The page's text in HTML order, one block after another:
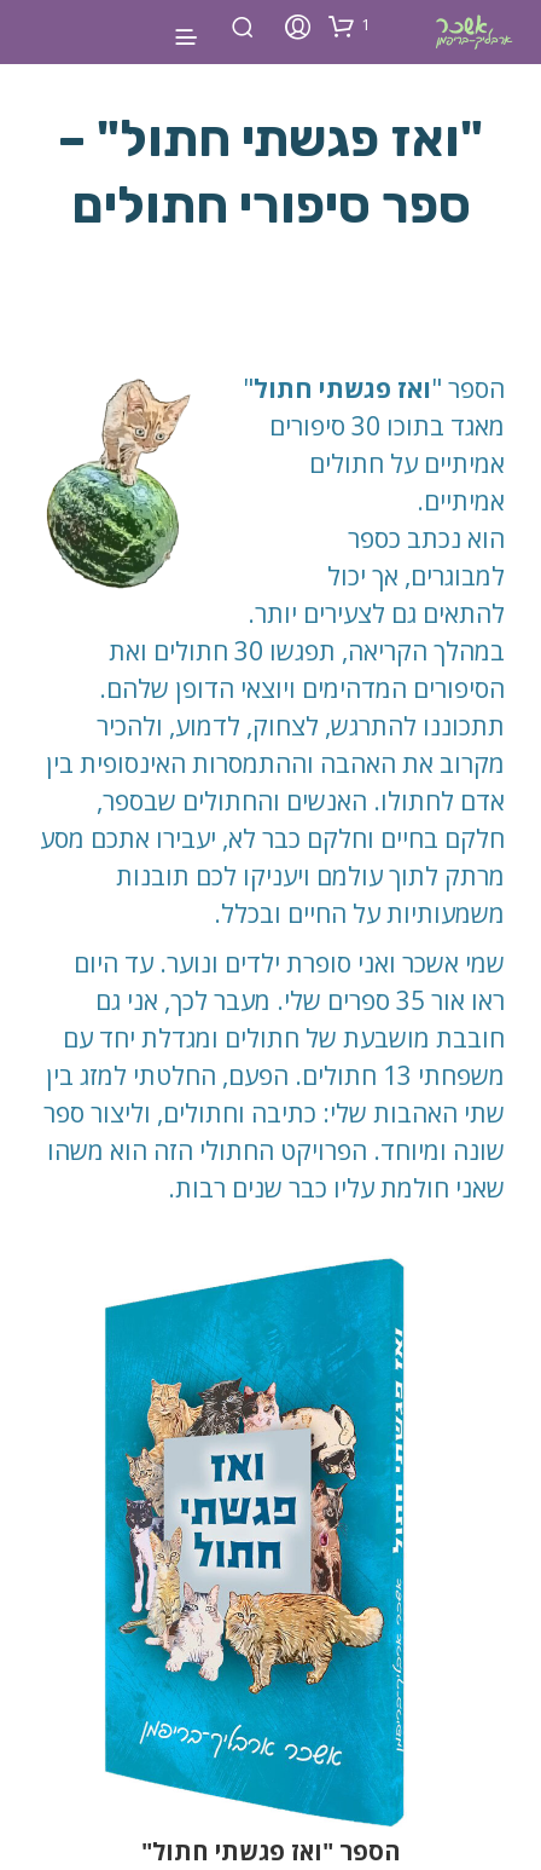
1
"ואז פגשתי חתול" –
ספר סיפורי חתולים
הספר "ואז פגשתי חתול"
מאגד בתוכו 30 סיפורים
אמיתיים על חתולים
אמיתיים.
הוא נכתב כספר
למבוגרים, אך יכול
להתאים גם לצעירים יותר.
במהלך הקריאה, תפגשו 30 חתולים ואת
הסיפורים המדהימים ויוצאי הדופן שלהם.
תתכוננו להתרגש, לצחוק, לדמוע, ולהכיר
מקרוב את האהבה וההתמסרות האינסופית בין
אדם לחתולו. האנשים והחתולים שבספר,
חלקם בחיים וחלקם כבר לא, יעבירו אתכם מסע
מרתק לתוך עולמם ויעניקו לכם תובנות
משמעותיות על החיים ובכלל.
שמי אשכר ואני סופרת ילדים ונוער. עד היום
ראו אור 35 ספרים שלי. מעבר לכך, אני גם
חובבת מושבעת של חתולים ומגדלת יחד עם
משפחתי 13 חתולים. הפעם, החלטתי למזג בין
שתי האהבות שלי: כתיבה וחתולים, וליצור ספר
שונה ומיוחד. הפרויקט החתולי הזה הוא משהו
שאני חולמת עליו כבר שנים רבות.
הספר "ואז פגשתי חתול"